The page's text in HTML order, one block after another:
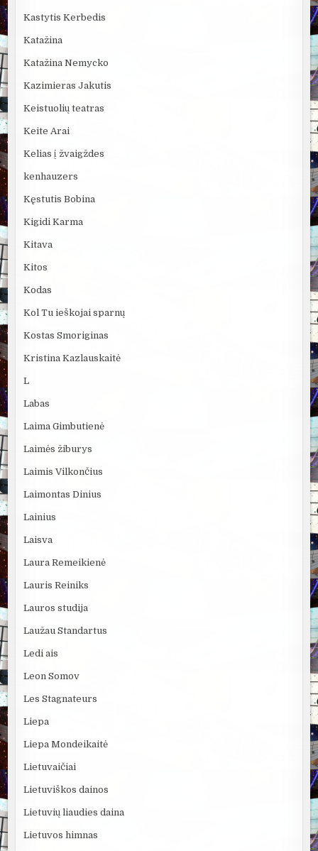
Kastytis Kerbedis
Katažina
Katažina Nemycko
Kazimieras Jakutis
Keistuolių teatras
Keite Arai
Kelias į žvaigždes
kenhauzers
Kęstutis Bobina
Kigidi Karma
Kitava
Kitos
Kodas
Kol Tu ieškojai sparnų
Kostas Smoriginas
Kristina Kazlauskaitė
L
Labas
Laima Gimbutienė
Laimės žiburys
Laimis Vilkončius
Laimontas Dinius
Lainius
Laisva
Laura Remeikienė
Lauris Reiniks
Lauros studija
Laužau Standartus
Ledi ais
Leon Somov
Les Stagnateurs
Liepa
Liepa Mondeikaitė
Lietuvaičiai
Lietuviškos dainos
Lietuvių liaudies daina
Lietuvos himnas